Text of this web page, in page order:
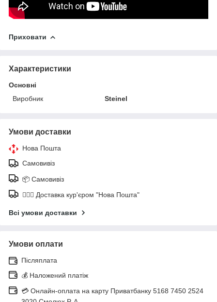
Приховати
Характеристики
Основні
Виробник
Steinel
Умови доставки
Нова Пошта
Самовивіз
📦 Самовивіз
🚶🏼‍♂️ Доставка кур'єром "Нова Пошта"
Всі умови доставки
Умови оплати
Післяплата
💰 Наложений платіж
💳 Онлайн-оплата на карту Приватбанку 5168 7450 2524